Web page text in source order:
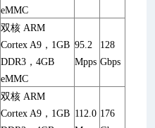
eMMC
双核 ARM
Cortex A9，1GB
DDR3，4GB
eMMC
95.2
Mpps
128
Gbps
双核 ARM
Cortex A9，1GB 112.0 176